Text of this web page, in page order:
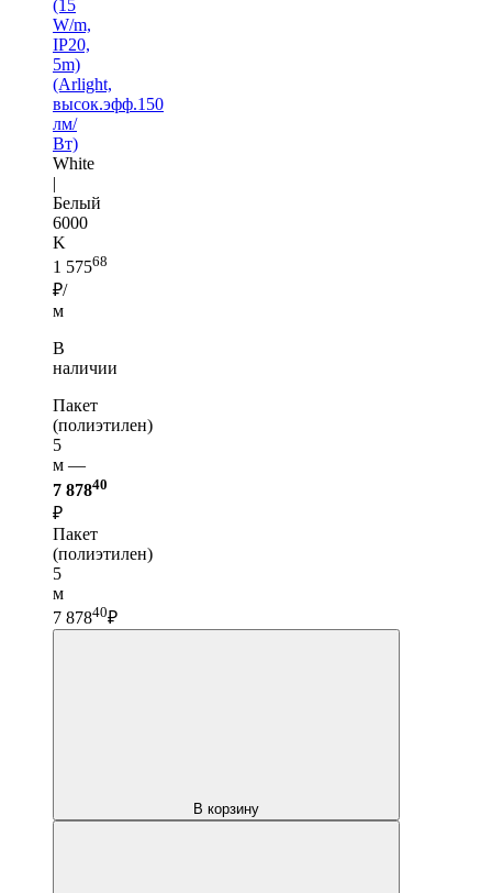
(15
W/m,
IP20,
5m)
(Arlight,
высок.эфф.150
лм/
Вт)
White
|
Белый
6000
K
1 57568
₽/
м
В
наличии
Пакет
(полиэтилен)
5
м —
7 87840
₽
Пакет
(полиэтилен)
5
м
7 87840₽
В корзину